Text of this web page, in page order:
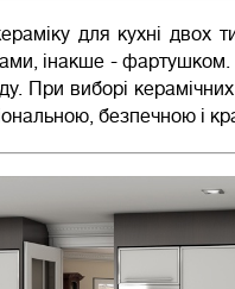
для кухні двох
інакше - фартушком.
При виборі
безпечною і